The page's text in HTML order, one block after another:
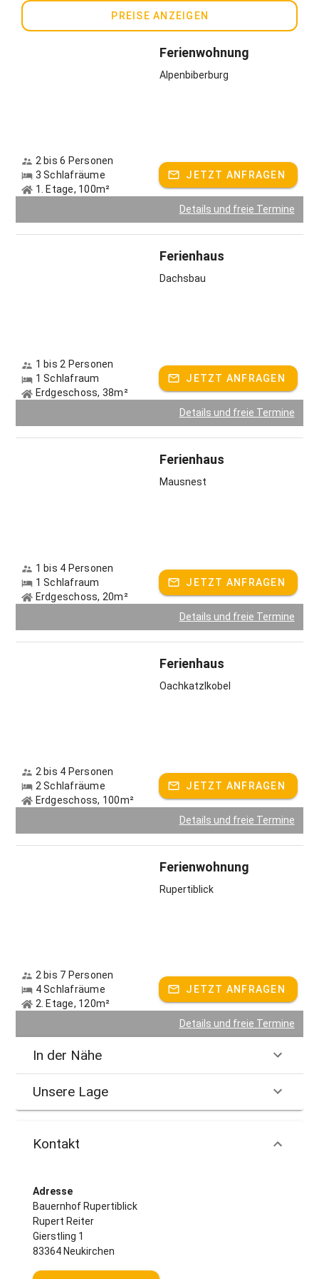
PREISE ANZEIGEN
Ferienwohnung
Alpenbiberburg
2 bis 6 Personen
3 Schlafräume
1. Etage, 100m²
JETZT ANFRAGEN
Details und freie Termine
Ferienhaus
Dachsbau
1 bis 2 Personen
1 Schlafraum
Erdgeschoss, 38m²
JETZT ANFRAGEN
Details und freie Termine
Ferienhaus
Mausnest
1 bis 4 Personen
1 Schlafraum
Erdgeschoss, 20m²
JETZT ANFRAGEN
Details und freie Termine
Ferienhaus
Oachkatzlkobel
2 bis 4 Personen
2 Schlafräume
Erdgeschoss, 100m²
JETZT ANFRAGEN
Details und freie Termine
Ferienwohnung
Rupertiblick
2 bis 7 Personen
4 Schlafräume
2. Etage, 120m²
JETZT ANFRAGEN
Details und freie Termine
In der Nähe
Unsere Lage
Kontakt
Adresse
Bauernhof Rupertiblick
Rupert Reiter
Gierstling 1
83364 Neukirchen